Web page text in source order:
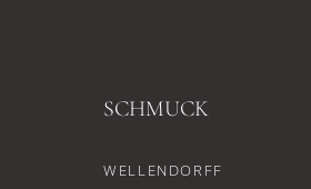
SCHMUCK
WELLENDORFF